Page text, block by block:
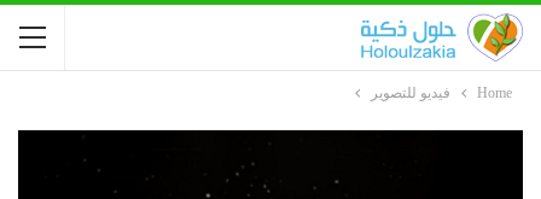
Home فيديو للتصوير